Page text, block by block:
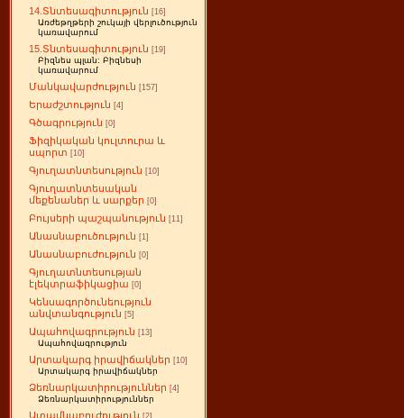
14.Տնտեսագիտություն [16]
Առժեթղթերի շուկայի վերլուծություն
կառավարում
15.Տնտեսագիտություն [19]
Բիզնես պլան: Բիզնեսի
կառավարում
Մանկավարժություն [157]
Երաժշտություն [4]
Գծագրություն [0]
Ֆիզիկական կուլտուրա և
սպորտ [10]
Գյուղատնտեսություն [10]
Գյուղատնտեսական
մեքենաներ և սարքեր [0]
Բույսերի պաշպանություն [11]
Անասնաբուծություն [1]
Անասնաբուժություն [0]
Գյուղատնտեսության
էլեկտրաֆիկացիա [0]
Կենսագործունեություն
անվտանգություն [5]
Ապահովագրություն [13]
Ապահովագրություն
Արտակարգ իրավիճակներ [10]
Արտակարգ իրավիճակներ
Ձեռնարկատիրություններ [4]
Ձեռնարկատիրություններ
Ատամնաբուժություն [2]